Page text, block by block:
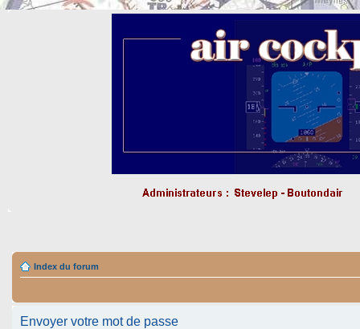
Index du forum
Envoyer votre mot de passe